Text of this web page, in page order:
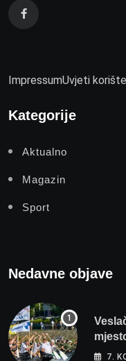
ImpressumUvjeti
Kategorije
Aktualno
Magazin
Sport
Nedavne objave
7.